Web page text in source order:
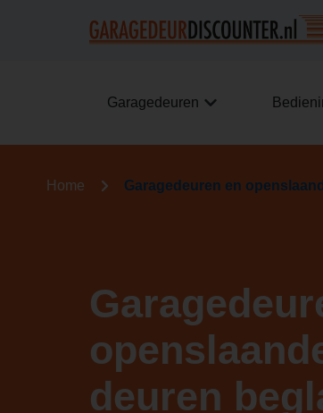
Garagedeuren
Home Garagedeuren en
deuren